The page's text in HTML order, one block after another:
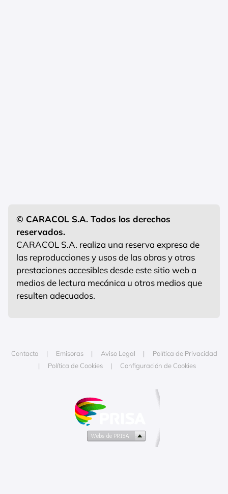
© CARACOL S.A. Todos los derechos
reservados.
CARACOL S.A. realiza una reserva expresa de
las reproducciones y usos de las obras y otras
prestaciones accesibles desde este sitio web a
medios de lectura mecánica u otros medios que
resulten adecuados.
Contacta Emisoras Aviso Legal
Política de Privacidad
Política de Cookies
Configuración de Cookies